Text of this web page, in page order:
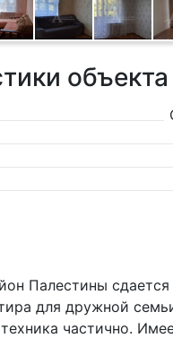
объекта
Палестины сдается
для дружной
частично.